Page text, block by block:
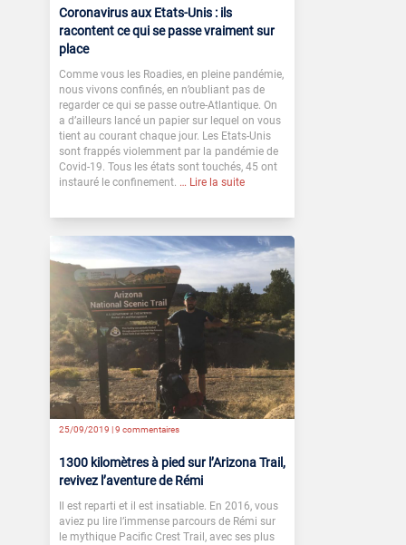
Coronavirus aux Etats-Unis : ils
racontent ce qui se passe vraiment sur
place
Comme vous les Roadies, en pleine pandémie,
nous vivons confinés, en n’oubliant pas de
regarder ce qui se passe outre-Atlantique. On
a d’ailleurs lancé un papier sur lequel on vous
tient au courant chaque jour. Les Etats-Unis
sont frappés violemment par la pandémie de
Covid-19. Tous les états sont touchés, 45 ont
instauré le confinement. … Lire la suite
25/09/2019 |9 commentaires
1300 kilomètres à pied sur l’Arizona Trail,
revivez l’aventure de Rémi
Il est reparti et il est insatiable. En 2016, vous
aviez pu lire l’immense parcours de Rémi sur
le mythique Pacific Crest Trail, avec ses plus